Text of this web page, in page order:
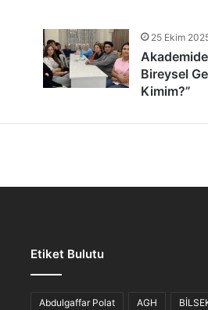
Şöleni: Öğrenciler, Şair ve
Ahvali
25 Ekim
Bireysel
Kimim?”
Etiket Bulutu
Abdulgaffar Polat AGH